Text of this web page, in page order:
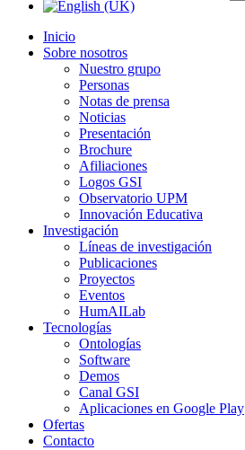
Inicio
Sobre nosotros
Nuestro grupo
Personas
Notas de prensa
Noticias
Presentación
Brochure
Afiliaciones
Logos GSI
Observatorio UPM
Innovación Educativa
Investigación
Líneas de investigación
Publicaciones
Proyectos
Eventos
HumAILab
Tecnologías
Ontologías
Software
Demos
Canal GSI
Aplicaciones en Google Play
Ofertas
Contacto